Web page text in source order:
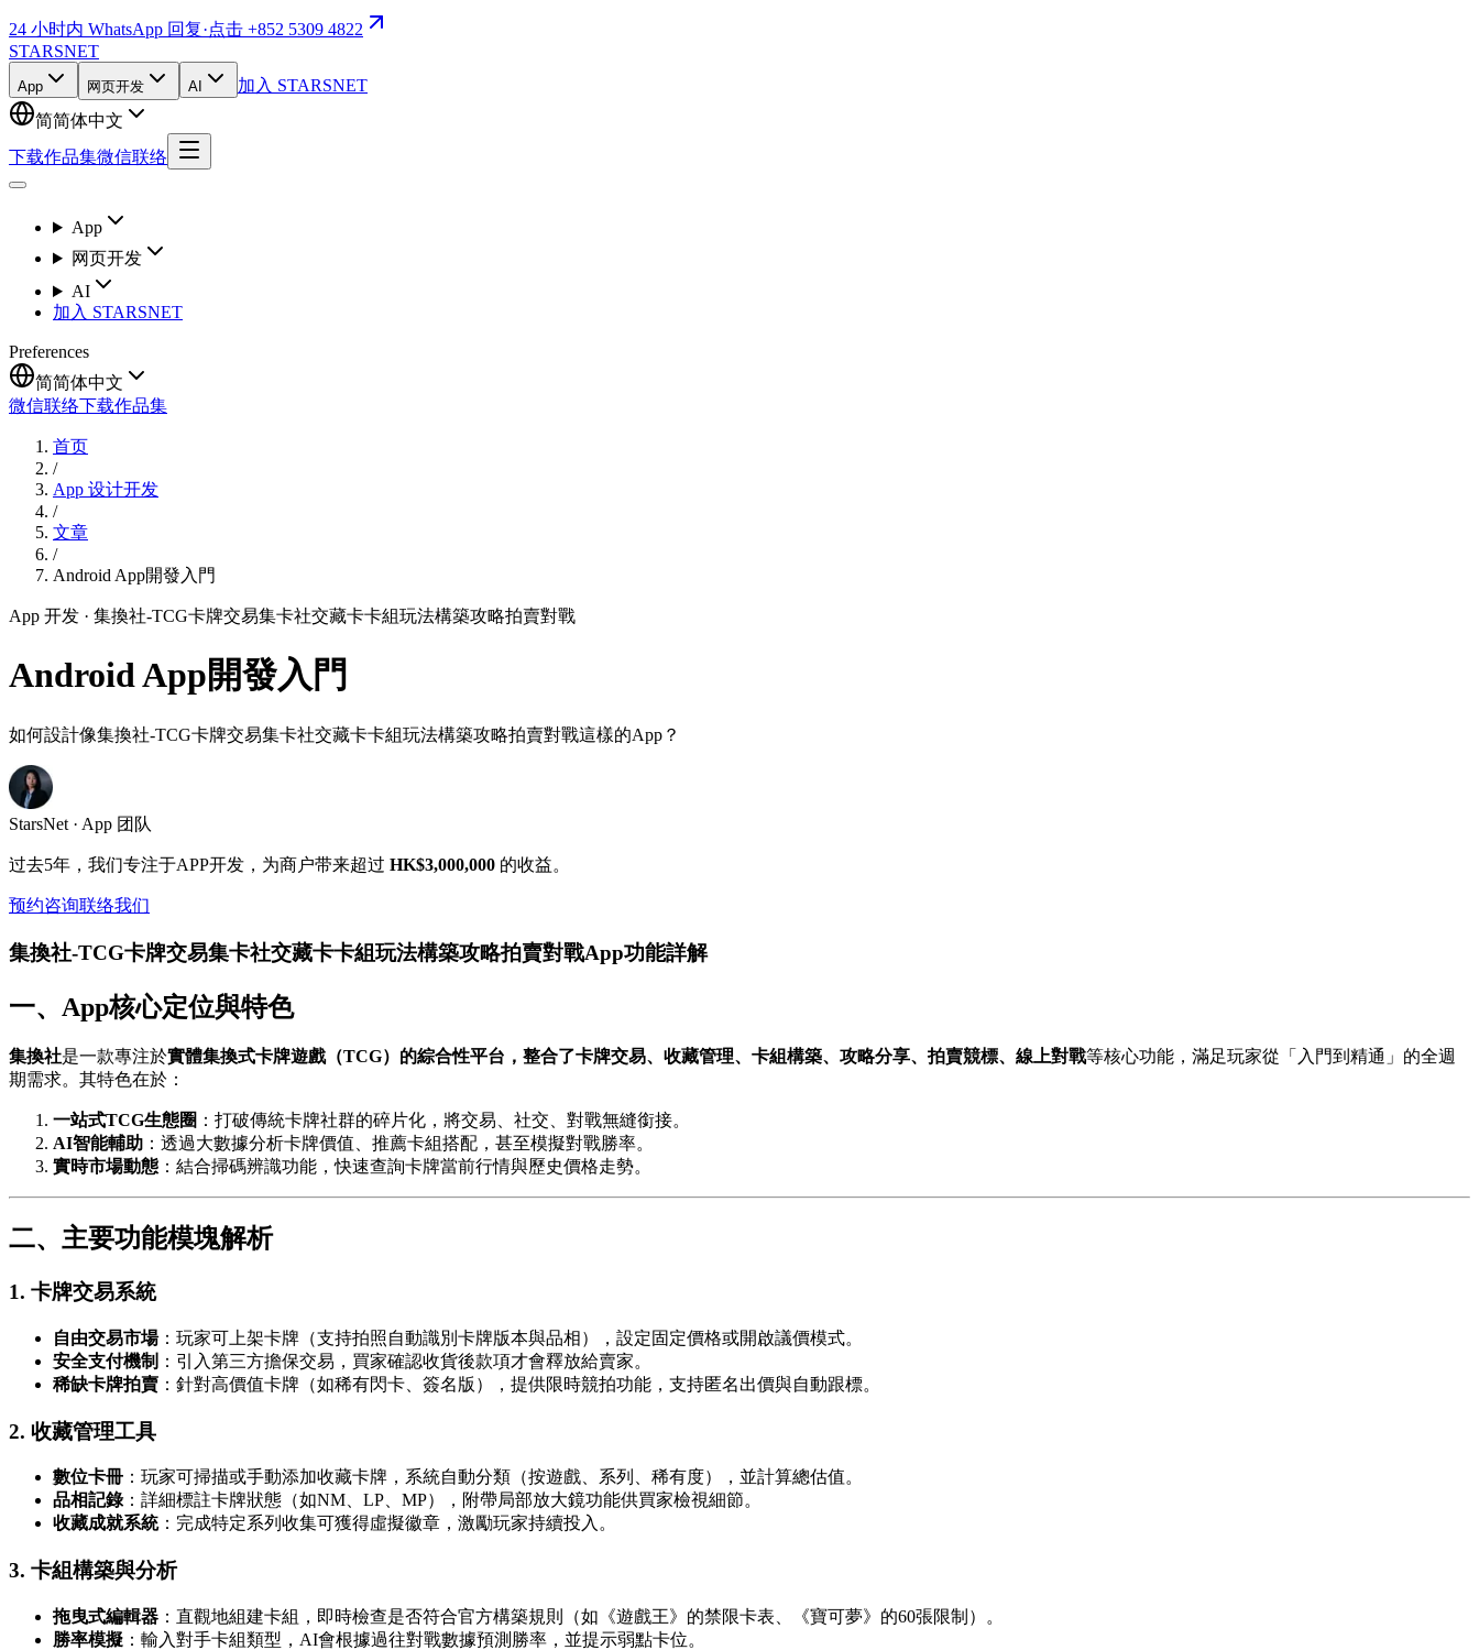
24 小时内 WhatsApp 回复·点击 +852 5309 4822
STARSNET
App 网页开发 AI
加入 STARSNET
简简体中文
下载作品集微信联络
App
网页开发
AI
加入 STARSNET
Preferences
简简体中文
微信联络下载作品集
首页
/
App 设计开发
/
文章
/
Android App開發入門
App 开发 · 集換社-TCG卡牌交易集卡社交藏卡卡組玩法構築攻略拍賣對戰
Android App開發入門
如何設計像集換社-TCG卡牌交易集卡社交藏卡卡組玩法構築攻略拍賣對戰這樣的App？
StarsNet · App 团队
过去5年，我们专注于APP开发，为商户带来超过 HK$3,000,000 的收益。
预约咨询联络我们
集換社-TCG卡牌交易集卡社交藏卡卡組玩法構築攻略拍賣對戰App功能詳解
一、App核心定位與特色
集換社是一款專注於實體集換式卡牌遊戲（TCG） 的綜合性平台，整合了卡牌交易、收藏管理、卡組構築、攻略分享、拍賣競標、線上對戰等核心功能，滿足玩家從「入門到精通」的全週
期需求。其特色在於：
一站式TCG生態圈 ：打破傳統卡牌社群的碎片化，將交易、社交、對戰無縫銜接。
AI智能輔助 ：透過大數據分析卡牌價值、推薦卡組搭配，甚至模擬對戰勝率。
實時市場動態 ：結合掃碼辨識功能，快速查詢卡牌當前行情與歷史價格走勢。
二、主要功能模塊解析
1. 卡牌交易系統
自由交易市場：玩家可上架卡牌（支持拍照自動識別卡牌版本與品相），設定固定價格或開啟議價模式。
安全支付機制 ：引入第三方擔保交易，買家確認收貨後款項才會釋放給賣家。
稀缺卡牌拍賣 ：針對高價值卡牌（如稀有閃卡、簽名版），提供限時競拍功能，支持匿名出價與自動跟標。
2. 收藏管理工具
數位卡冊 ：玩家可掃描或手動添加收藏卡牌，系統自動分類（按遊戲、系列、稀有度），並計算總估值。
品相記錄：詳細標註卡牌狀態（如NM、LP、MP），附帶局部放大鏡功能供買家檢視細節。
收藏成就系統：完成特定系列收集可獲得虛擬徽章，激勵玩家持續投入。
3. 卡組構築與分析
拖曳式編輯器 ：直觀地組建卡組，即時檢查是否符合官方構築規則（如《遊戲王》的禁限卡表、《寶可夢》的60張限制）。
勝率模擬 ：輸入對手卡組類型，AI會根據過往對戰數據預測勝率，並提示弱點卡位。